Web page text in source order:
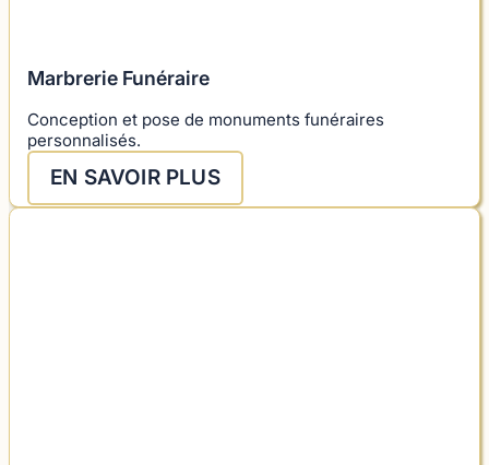
Marbrerie Funéraire
Conception et pose de monuments funéraires
personnalisés.
EN SAVOIR PLUS